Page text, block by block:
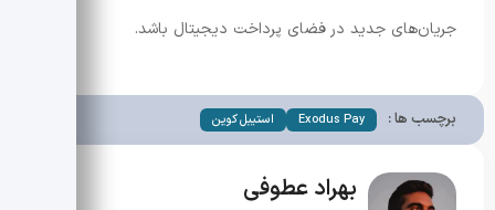
جریان‌های جدید در فضای پرداخت دیجیتال باشد.
برچسب ها : Exodus Pay استیبل کوین
بهراد عطوفی